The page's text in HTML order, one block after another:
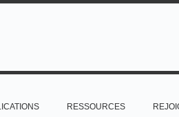
RESSOURCES